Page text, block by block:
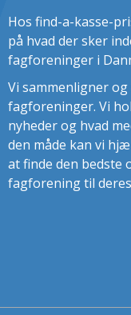
Hos find-a-kasse-
på hvad der sker
fagforeninger i
Vi sammenligner
fagforeninger. Vi
nyheder og hvad
den måde kan vi
at finde den bedste
fagforening til